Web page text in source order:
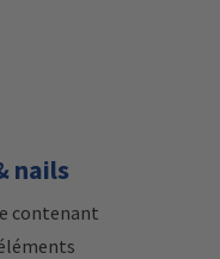
nails
contenant